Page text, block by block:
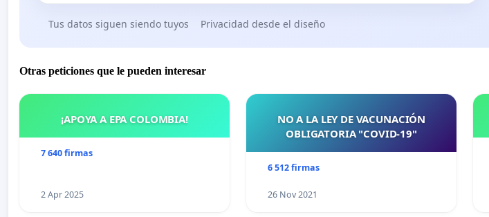
Tus datos siguen siendo tuyos Privacidad desde el diseño
Otras peticiones que le pueden interesar
¡APOYA A EPA COLOMBIA!
7 640 firmas
2 Apr 2025
NO A LA LEY DE VACUNACIÓN
OBLIGATORIA "COVID-19"
6 512 firmas
26 Nov 2021